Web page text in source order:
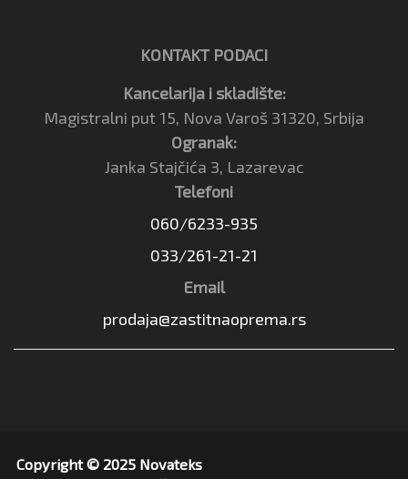
KONTAKT PODACI
Kancelarija i skladište:
Magistralni put 15, Nova Varoš 31320, Srbija
Ogranak:
Janka Stajčića 3, Lazarevac
Telefoni
060/6233-935
033/261-21-21
Email
prodaja@zastitnaoprema.rs
Copyright © 2025 Novateks